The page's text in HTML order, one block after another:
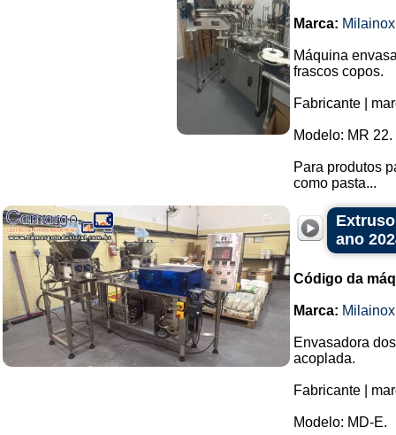
Marca: Milainox
Máquina
frascos copos.
Fabricante |
Modelo: MR 22.
Para produtos
como pasta...
ano
Código da
Marca: Milainox
Envasadora
acoplada.
Fabricante |
Modelo: MD-E.